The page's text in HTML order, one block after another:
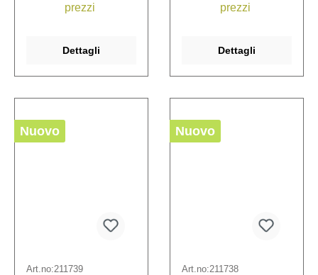
prezzi
Dettagli
prezzi
Dettagli
Nuovo
Art.no:211739
Nuovo
Art.no:211738